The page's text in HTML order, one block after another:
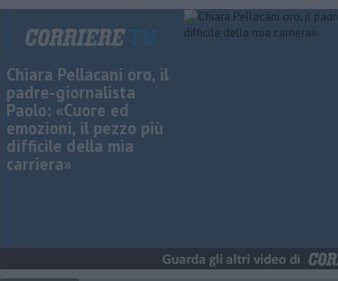
Chiara Pellacani oro, il
padre-giornalista
Paolo: «Cuore ed
emozioni, il pezzo più
difficile della mia
carriera»